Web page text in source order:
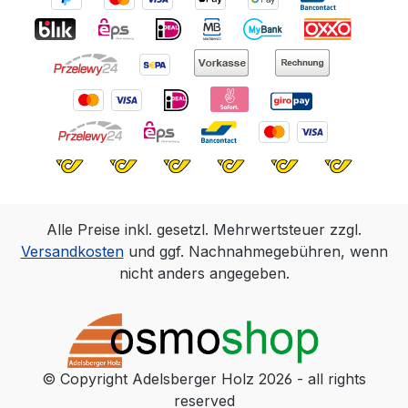
Alle Preise inkl. gesetzl. Mehrwertsteuer zzgl.
Versandkostenund ggf. Nachnahmegebühren, wenn
nicht anders angegeben.
© Copyright Adelsberger Holz 2026 - all rights
reserved